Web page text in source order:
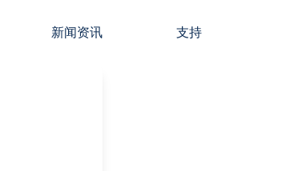
新闻资讯 支持